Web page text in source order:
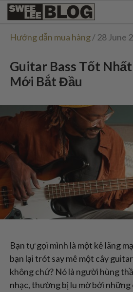
Singapore
Malaysia
Tiếng Việt
Swee
Blog
Hướng dẫn mua hàng/ 28 June
Guitar Bass Tốt
Mới Bắt Đầu
Bạn tự gọi mình là một kẻ lãng
bạn lại trót say mê một cây
không chứ? Nó là người hùng
nhạc, thường bị lu mờ bởi